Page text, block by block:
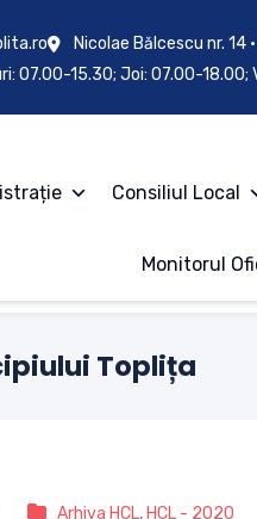
Nicolae Bălcescu nr. 14
07.00-15.30; Joi: 07.00-18.00;
Consiliul Local
Monitorul
Toplița
Arhiva HCL, HCL - 2020